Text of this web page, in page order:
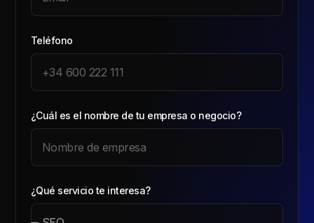
Teléfono
¿Cuál es el nombre de tu empresa o negocio?
¿Qué servicio te interesa?